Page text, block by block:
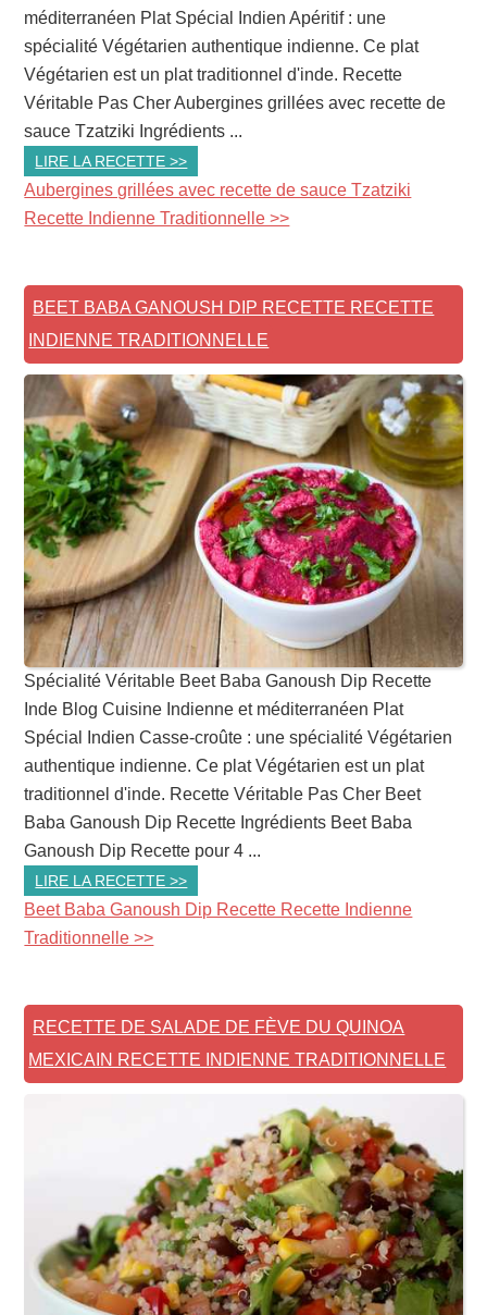
méditerranéen Plat Spécial Indien Apéritif : une
spécialité Végétarien authentique indienne. Ce plat
Végétarien est un plat traditionnel d'inde. Recette
Véritable Pas Cher Aubergines grillées avec recette de
sauce Tzatziki Ingrédients ...
LIRE LA RECETTE >>
Aubergines grillées avec recette de sauce Tzatziki
Recette Indienne Traditionnelle >>
BEET BABA GANOUSH DIP RECETTE RECETTE
INDIENNE TRADITIONNELLE
Spécialité Véritable Beet Baba Ganoush Dip Recette
Inde Blog Cuisine Indienne et méditerranéen Plat
Spécial Indien Casse-croûte : une spécialité Végétarien
authentique indienne. Ce plat Végétarien est un plat
traditionnel d'inde. Recette Véritable Pas Cher Beet
Baba Ganoush Dip Recette Ingrédients Beet Baba
Ganoush Dip Recette pour 4 ...
LIRE LA RECETTE >>
Beet Baba Ganoush Dip Recette Recette Indienne
Traditionnelle >>
RECETTE DE SALADE DE FÈVE DU QUINOA
MEXICAIN RECETTE INDIENNE TRADITIONNELLE